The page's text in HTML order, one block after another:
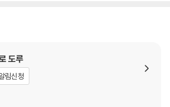
구분하는 풍토를 과감하게 짚어낸다”며 “‘사
에 스며들기를 희망한다”고 일독을 권했다. 정
현 또한 “안전한 사회가 될수록 안심은 되지 않
의 현재”라며, 이 책에서 “현대 사회에 대한 뼈
수 있을 것”이라고 전했다. 《쾌적한 사회의 불
관리한다
들
침하는 정신의료
도루
림신청